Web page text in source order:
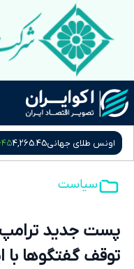
اونس طلای جهانی4,265.45
سیاست
پست جدید ترامپ
توقف گفتگوها با